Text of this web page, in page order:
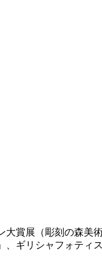
賞展（彫刻の森美
ギリシャフォティ